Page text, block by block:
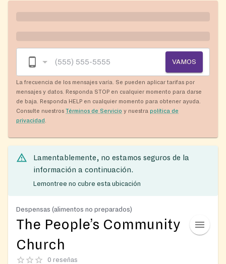
VAMOS
La frecuencia de los mensajes varía. Se pueden aplicar tarifas por
mensajes y datos. Responda STOP en cualquier momento para darse
de baja. Responda HELP en cualquier momento para obtener ayuda.
Consulte nuestros Términos de Servicio y nuestra política de
privacidad
Lamentablemente, no estamos seguros de la
información a continuación.
Lemontree no cubre esta ubicación
Despensas (alimentos no preparados)
The People’s Community
Church
0 reseñas